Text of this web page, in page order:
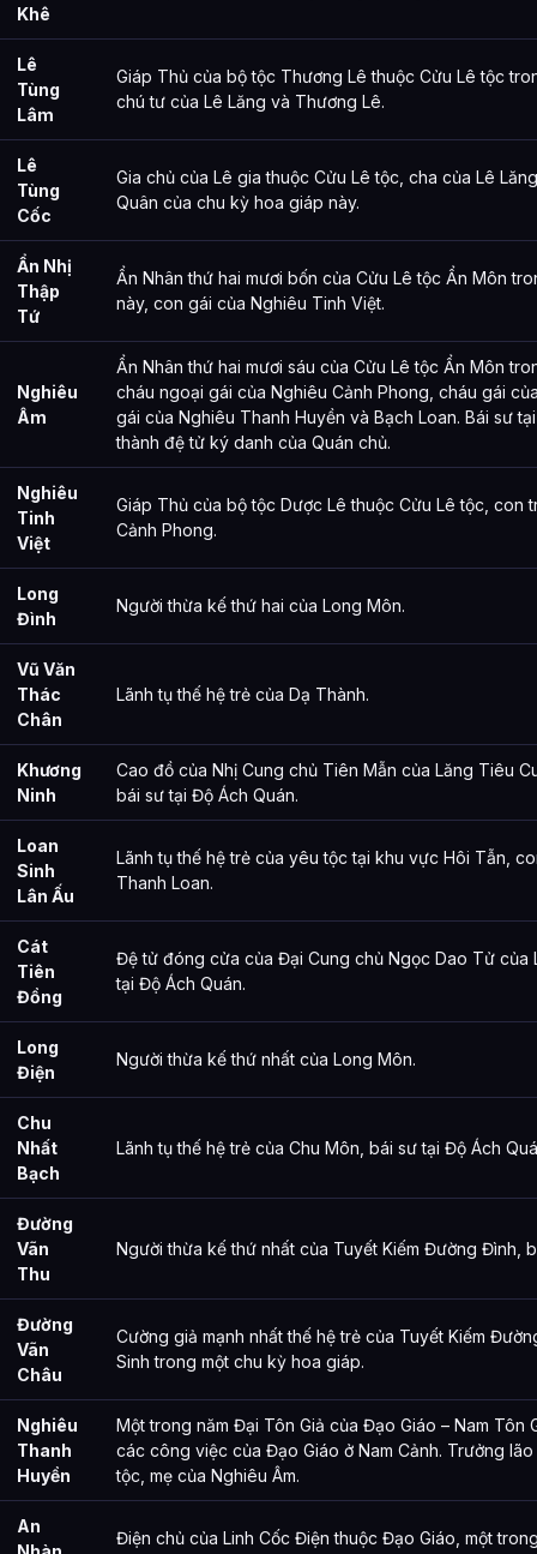
Khê
Lê
Tùng
Lâm
Giáp Thủ của bộ tộc Thương Lê thuộc Cửu Lê tộc
chú tư của Lê Lăng và Thương Lê.
Lê
Tùng
Cốc
Gia chủ của Lê gia thuộc Cửu Lê tộc, cha của Lê
Quân của chu kỳ hoa giáp này.
Ẩn Nhị
Thập
Tứ
Ẩn Nhân thứ hai mươi bốn của Cửu Lê tộc Ẩn Môn
này, con gái của Nghiêu Tinh Việt.
Nghiêu
Âm
Ẩn Nhân thứ hai mươi sáu của Cửu Lê tộc Ẩn Môn
cháu ngoại gái của Nghiêu Cảnh Phong, cháu gái
gái của Nghiêu Thanh Huyền và Bạch Loan. Bái sư
thành đệ tử ký danh của Quán chủ.
Nghiêu
Tinh
Việt
Giáp Thủ của bộ tộc Dược Lê thuộc Cửu Lê tộc, con
Cảnh Phong.
Long
Đình
Người thừa kế thứ hai của Long Môn.
Vũ Văn
Thác
Chân
Lãnh tụ thế hệ trẻ của Dạ Thành.
Khương
Ninh
Cao đồ của Nhị Cung chủ Tiên Mẫn của Lăng Tiêu
bái sư tại Độ Ách Quán.
Loan
Sinh
Lân Ấu
Lãnh tụ thế hệ trẻ của yêu tộc tại khu vực Hôi Tẫn,
Thanh Loan.
Cát
Tiên
Đồng
Đệ tử đóng cửa của Đại Cung chủ Ngọc Dao Tử của
tại Độ Ách Quán.
Long
Điện
Người thừa kế thứ nhất của Long Môn.
Chu
Nhất
Bạch
Lãnh tụ thế hệ trẻ của Chu Môn, bái sư tại Độ Ách
Đường
Vãn
Thu
Người thừa kế thứ nhất của Tuyết Kiếm Đường Đình,
Đường
Vãn
Châu
Cường giả mạnh nhất thế hệ trẻ của Tuyết Kiếm
Sinh trong một chu kỳ hoa giáp.
Nghiêu
Thanh
Huyền
Một trong năm Đại Tôn Giả của Đạo Giáo – Nam Tôn
các công việc của Đạo Giáo ở Nam Cảnh. Trưởng
tộc, mẹ của Nghiêu Âm.
An
Điện chủ của Linh Cốc Điện thuộc Đạo Giáo, một